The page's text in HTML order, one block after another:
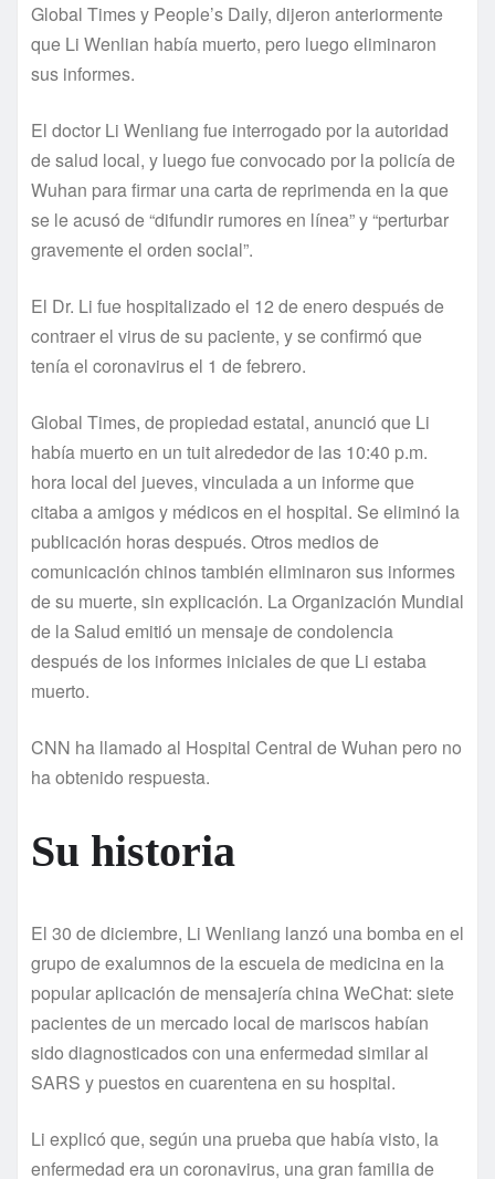
Global Times y People’s Daily, dijeron anteriormente
que Li Wenlian había muerto, pero luego eliminaron
sus informes.
El doctor Li Wenliang fue interrogado por la autoridad
de salud local, y luego fue convocado por la policía de
Wuhan para firmar una carta de reprimenda en la que
se le acusó de “difundir rumores en línea” y “perturbar
gravemente el orden social”.
El Dr. Li fue hospitalizado el 12 de enero después de
contraer el virus de su paciente, y se confirmó que
tenía el coronavirus el 1 de febrero.
Global Times, de propiedad estatal, anunció que Li
había muerto en un tuit alrededor de las 10:40 p.m.
hora local del jueves, vinculada a un informe que
citaba a amigos y médicos en el hospital. Se eliminó la
publicación horas después. Otros medios de
comunicación chinos también eliminaron sus informes
de su muerte, sin explicación. La Organización Mundial
de la Salud emitió un mensaje de condolencia
después de los informes iniciales de que Li estaba
muerto.
CNN ha llamado al Hospital Central de Wuhan pero no
ha obtenido respuesta.
Su historia
El 30 de diciembre, Li Wenliang lanzó una bomba en el
grupo de exalumnos de la escuela de medicina en la
popular aplicación de mensajería china WeChat: siete
pacientes de un mercado local de mariscos habían
sido diagnosticados con una enfermedad similar al
SARS y puestos en cuarentena en su hospital.
Li explicó que, según una prueba que había visto, la
enfermedad era un coronavirus, una gran familia de